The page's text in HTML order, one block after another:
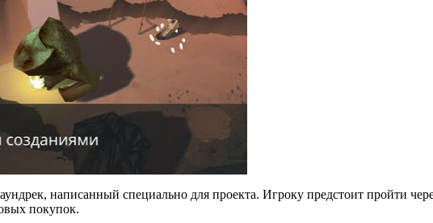
написанный специально для проекта. Игроку предстоит пройти
покупок.